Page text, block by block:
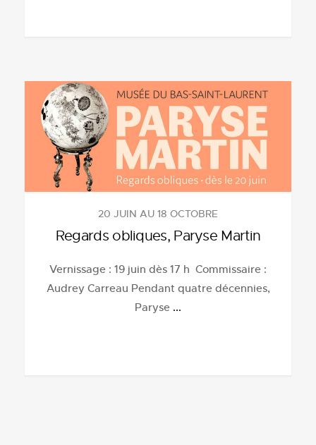
20 JUIN AU 18 OCTOBRE
Regards obliques, Paryse Martin
Vernissage : 19 juin dès 17 h Commissaire :
Audrey Carreau Pendant quatre décennies,
Paryse ...